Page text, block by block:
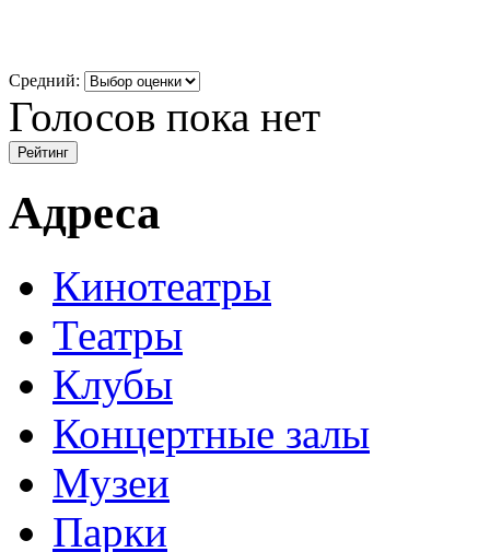
Средний:
Голосов пока нет
Адреса
Кинотеатры
Театры
Клубы
Концертные залы
Музеи
Парки